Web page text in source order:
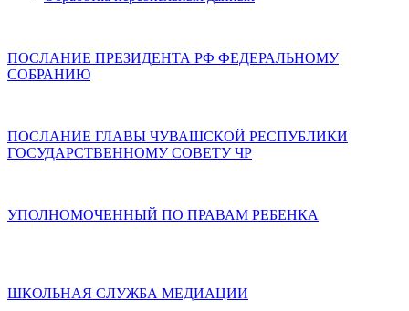
ПОСЛАНИЕ ПРЕЗИДЕНТА РФ ФЕДЕРАЛЬНОМУ
СОБРАНИЮ
ПОСЛАНИЕ ГЛАВЫ ЧУВАШСКОЙ РЕСПУБЛИКИ
ГОСУДАРСТВЕННОМУ СОВЕТУ ЧР
УПОЛНОМОЧЕННЫЙ ПО ПРАВАМ РЕБЕНКА
ШКОЛЬНАЯ СЛУЖБА МЕДИАЦИИ